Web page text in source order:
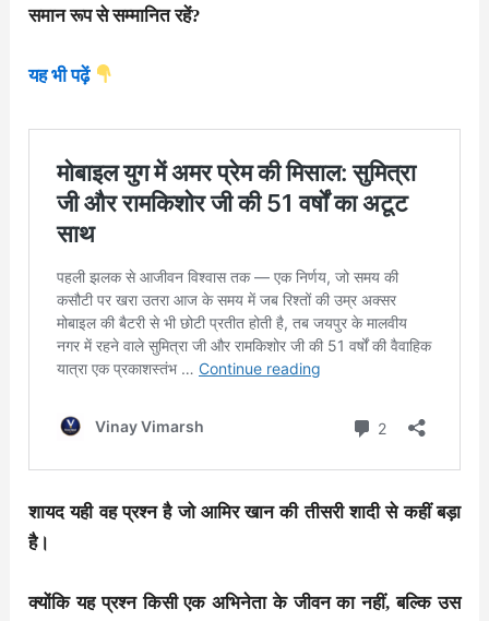
समान रूप से सम्मानित रहें?
यह भी पढ़ें
शायद यही वह प्रश्न है जो आमिर खान की तीसरी शादी से कहीं बड़ा
है।
क्योंकि यह प्रश्न किसी एक अभिनेता के जीवन का नहीं, बल्कि उस